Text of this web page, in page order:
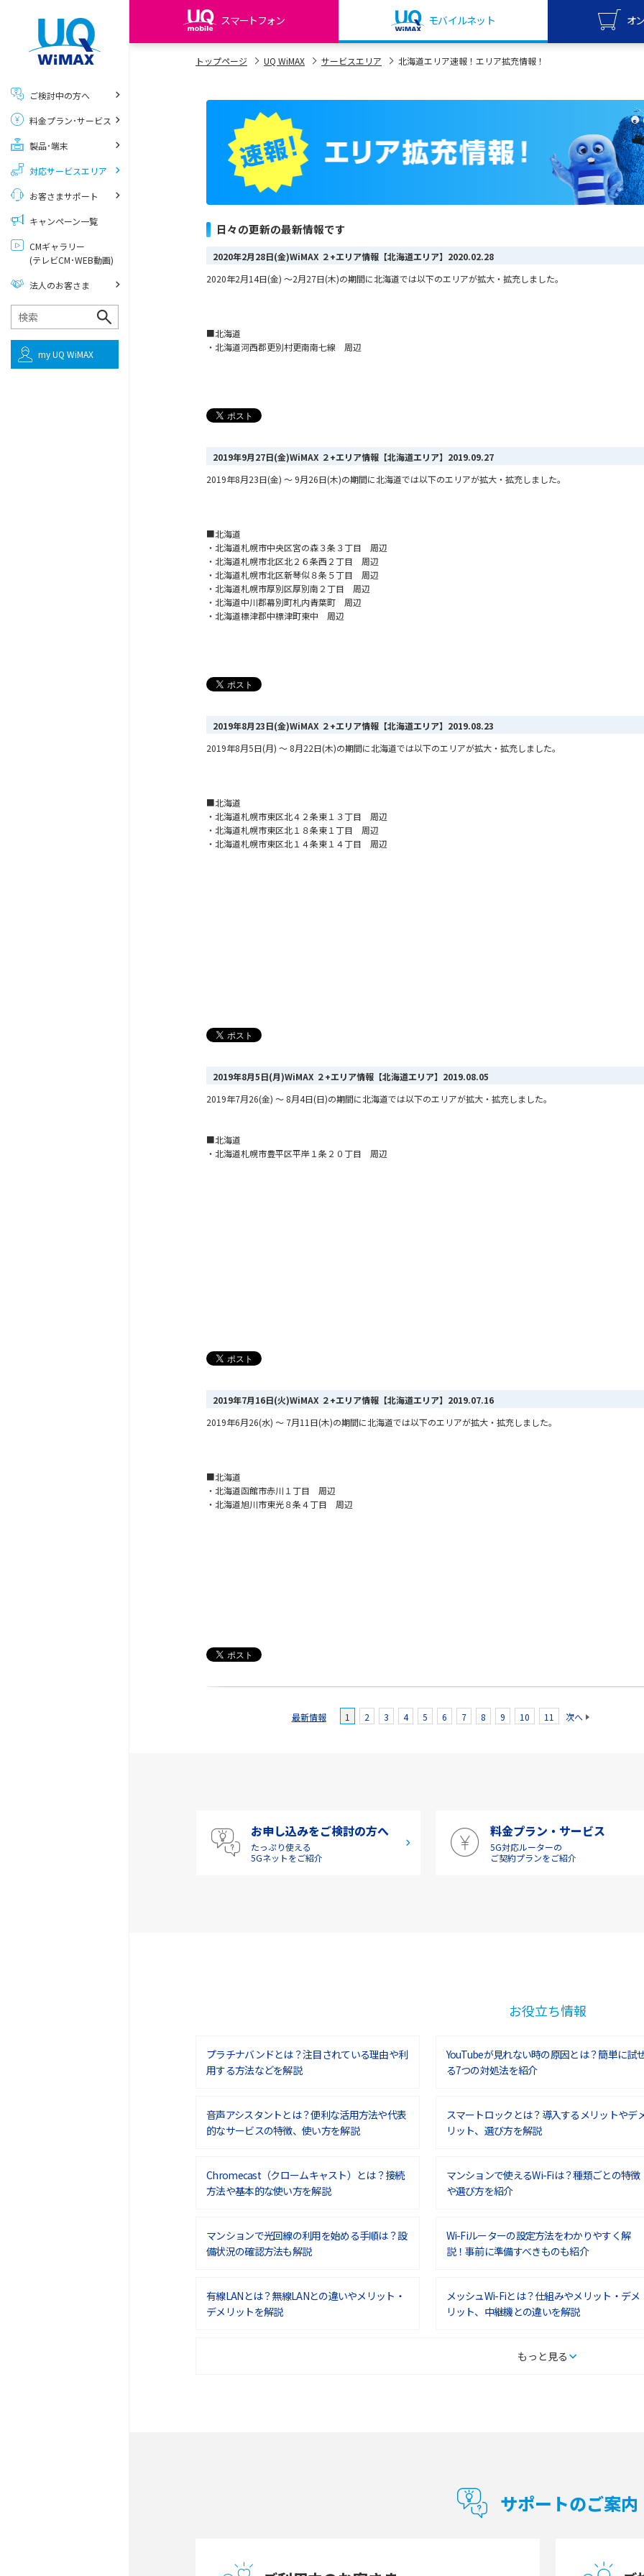
スマートフォン モバイルネット オ
my UQ WiMAX
My UQ mobile
UQ mobile ご契約の方
UQ mobile
データチャージサイト
UQ
オンラ
トップページ UQ WiMAX サービスエリア 北海道エリア速報！エリア拡充情報！
日々の更新の最新情報です
2020年2月28日(金)WiMAX ２+エリア情報【北海道エリア】 2020.02.28
2020年2月14日(金) ～2月27日(木)の期間に北海道では以下のエリアが拡大・拡充しました。
■北海道
・北海道河西郡更別村更南南七線 周辺
2019年9月27日(金)WiMAX ２+エリア情報【北海道エリア】 2019.09.27
2019年8月23日(金) ～ 9月26日(木)の期間に北海道では以下のエリアが拡大・拡充しました。
■北海道
・北海道札幌市中央区宮の森３条３丁目 周辺
・北海道札幌市北区北２６条西２丁目 周辺
・北海道札幌市北区新琴似８条５丁目 周辺
・北海道札幌市厚別区厚別南２丁目 周辺
・北海道中川郡幕別町札内青葉町 周辺
・北海道標津郡中標津町東中 周辺
2019年8月23日(金)WiMAX ２+エリア情報【北海道エリア】 2019.08.23
2019年8月5日(月) ～ 8月22日(木)の期間に北海道では以下のエリアが拡大・拡充しました。
■北海道
・北海道札幌市東区北４２条東１３丁目 周辺
・北海道札幌市東区北１８条東１丁目 周辺
・北海道札幌市東区北１４条東１４丁目 周辺
2019年8月5日(月)WiMAX ２+エリア情報【北海道エリア】 2019.08.05
2019年7月26(金) ～ 8月4日(日)の期間に北海道では以下のエリアが拡大・拡充しました。
■北海道
・北海道札幌市豊平区平岸１条２０丁目 周辺
2019年7月16日(火)WiMAX ２+エリア情報【北海道エリア】 2019.07.16
2019年6月26(水) ～ 7月11日(木)の期間に北海道では以下のエリアが拡大・拡充しました。
■北海道
・北海道函館市赤川１丁目 周辺
・北海道旭川市東光８条４丁目 周辺
最新情報 1 2 3 4 5 6 7 8 9 10 11 次へ
お申し込みをご検討の方へ
たっぷり使える
5Gネットをご紹介
料金プラン・サービス
5G対応ルーターの
ご契約プランをご紹介
お役立ち情報
プラチナバンドとは？注目されている理由や利
用する方法などを解説
YouTubeが見れない時の原因とは？簡単に試
る7つの対処法を紹介
音声アシスタントとは？便利な活用方法や代表
的なサービスの特徴、使い方を解説
スマートロックとは？導入するメリットやデ
リット、選び方を解説
Chromecast（クロームキャスト）とは？接続
方法や基本的な使い方を解説
マンションで使えるWi-Fiは？種類ごとの特徴
や選び方を紹介
マンションで光回線の利用を始める手順は？設
備状況の確認方法も解説
Wi-Fiルーターの設定方法をわかりやすく解
説！事前に準備すべきものも紹介
有線LANとは？無線LANとの違いやメリット・
デメリットを解説
メッシュWi-Fiとは？仕組みやメリット・デメ
リット、中継機との違いを解説
持ち運びできるポケット型Wi-Fiのおススメの
スメする方の特徴や選び方を解説
もっと見る
サポートのご案内
ご検討中の方へ
料金プラン･サービス
製品･端末
対応サービスエリア
お客さまサポート
キャンペーン一覧
CMギャラリー
(テレビCM･WEB動画)
法人のお客さま
my UQ WiMAX